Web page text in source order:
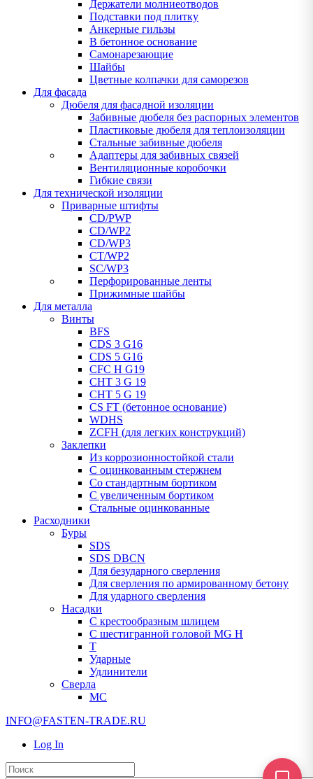
Держатели молниеотводов
Подставки под плитку
Анкерные гильзы
В бетонное основание
Самонарезающие
Шайбы
Цветные колпачки для саморезов
Для фасада
Дюбеля для фасадной изоляции
Забивные дюбеля без распорных элементов
Пластиковые дюбеля для теплоизоляции
Стальные забивные дюбеля
Адаптеры для забивных связей
Вентиляционные коробочки
Гибкие связи
Для технической изоляции
Приварные штифты
CD/PWP
CD/WP2
CD/WP3
CT/WP2
SC/WP3
Перфорированные ленты
Прижимные шайбы
Для металла
Винты
BFS
CDS 3 G16
CDS 5 G16
CFC H G19
CHT 3 G 19
CHT 5 G 19
CS FT (бетонное основание)
WDHS
ZCFH (для легких конструкций)
Заклепки
Из коррозионностойкой стали
С оцинкованным стержнем
Со стандартным бортиком
С увеличенным бортиком
Стальные оцинкованные
Расходники
Буры
SDS
SDS DBCN
Для безударного сверления
Для сверления по армированному бетону
Для ударного сверления
Насадки
С крестообразным шлицем
С шестигранной головой MG H
T
Ударные
Удлинители
Сверла
МС
INFO@FASTEN-TRADE.RU
Log In